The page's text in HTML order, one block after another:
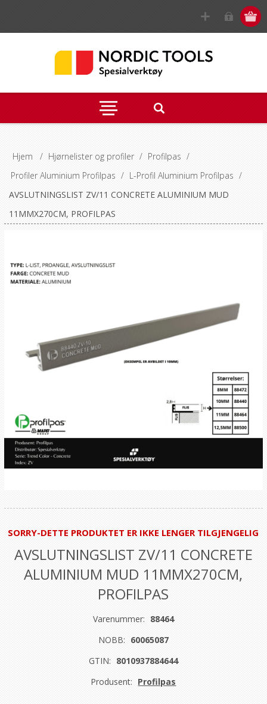
Hjem / Hjørnelister og profiler / Profilpas /
Profiler Aluminium Profilpas / L-Profil Aluminium Profilpas /
AVSLUTNINGSLIST ZV/11 CONCRETE ALUMINIUM MUD
11MMX270CM, PROFILPAS
SORRY-DETTE PRODUKTET ER IKKE LENGER TILGJENGELIG
AVSLUTNINGSLIST ZV/11 CONCRETE
ALUMINIUM MUD 11MMX270CM,
PROFILPAS
Varenummer: 88464
NOBB: 60065087
GTIN: 8010937884644
Produsent: Profilpas